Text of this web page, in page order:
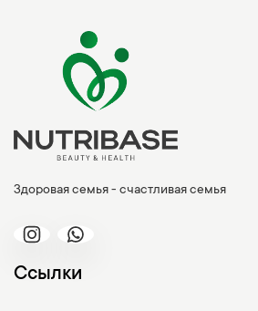
Здоровая семья - счастливая семья
Ссылки